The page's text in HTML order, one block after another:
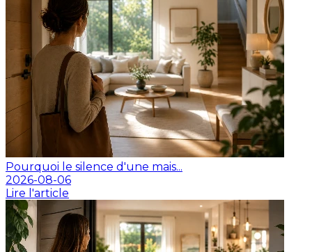
Pourquoi le silence d'une mais...
2026-08-06
Lire l'article